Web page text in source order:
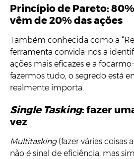
Princípio de Pareto:
vêm de 20% das ações
Também conhecida como a
ferramenta convida-nos a
ações mais eficazes e a
fazermos tudo, o segredo está
realmente importa.
Single Tasking: fazer
vez
Multitasking (fazer várias
não é sinal de eficiência, mas